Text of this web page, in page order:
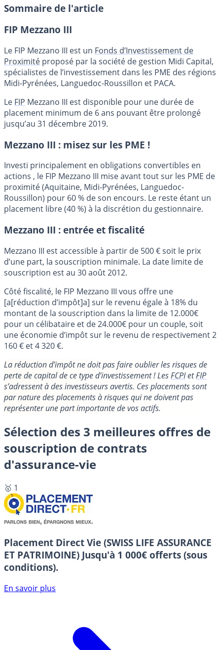
Sommaire de l'article
FIP Mezzano III
Le FIP Mezzano III est un Fonds d’Investissement de
Proximité proposé par la société de gestion Midi Capital,
spécialistes de l’investissement dans les PME des régions
Midi-Pyrénées, Languedoc-Roussillon et PACA.
Le FIP Mezzano III est disponible pour une durée de
placement minimum de 6 ans pouvant être prolongé
jusqu’au 31 décembre 2019.
Mezzano III : misez sur les PME !
Investi principalement en obligations convertibles en
actions , le FIP Mezzano III mise avant tout sur les PME de
proximité (Aquitaine, Midi-Pyrénées, Languedoc-
Roussillon) pour 60 % de son encours. Le reste étant un
placement libre (40 %) à la discrétion du gestionnaire.
Mezzano III : entrée et fiscalité
Mezzano III est accessible à partir de 500 € soit le prix
d’une part, la souscription minimale. La date limite de
souscription est au 30 août 2012.
Côté fiscalité, le FIP Mezzano III vous offre une
[a[réduction d’impôt]a] sur le revenu égale à 18% du
montant de la souscription dans la limite de 12.000€
pour un célibataire et de 24.000€ pour un couple, soit
une économie d’impôt sur le revenu de respectivement 2
160 € et 4 320 €.
La réduction d’impôt ne doit pas faire oublier les risques de
perte de capital de ce type d’investissement ! LesFCPIetFIP
s’adressent à des investisseurs avertis. Ces placements sont
par nature des placements à risques qui ne doivent pas
représenter une part importante de vos actifs.
Sélection des 3 meilleures offres de
souscription de contrats
d'assurance-vie
🥇 1
Placement Direct Vie (SWISS LIFE ASSURANCE
ET PATRIMOINE) Jusqu'à 1 000€ offerts (sous
conditions).
En savoir plus